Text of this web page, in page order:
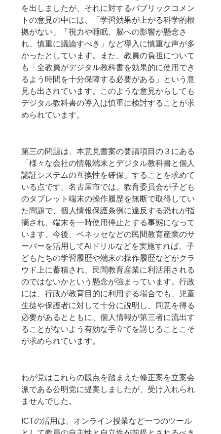
を出しましたが、それに対するパブリックコメン
トの意見の中には、「学習効果が上がる科学的根
拠がない」「視力や睡眠、脳への影響が懸念さ
れ、慎重に議論すべき」など導入に慎重な声が多
かったとしています。また、教員の負担について
も「全教員がデジタル教科書を効果的に使用でき
るよう時間を十分保障する必要がある」という意
見も出されています。このような意見からしても
デジタル教科書の導入は慎重に検討することが求
められています。
第三の問題は、本意見書案の要請項目の３にある
「様々な会社の情報端末とデジタル教科書と個人
認証システムの互換性を確保」することを求めて
いる点です。名古屋市では、教育委員会が子ども
のタブレット端末の操作履歴を無断で取得してい
た問題で、個人情報保護条例に違反する恐れが指
摘され、端末を一時使用停止とする事態になって
います。今後、ベネッセなどの民間教育産業のサ
ーバーを活用してAIドリルなどを実施すれば、子
どもたちの学習履歴や端末の操作履歴などがクラ
ウド上に蓄積され、民間教育産業に利活用される
のではないかという懸念が強まっています。行政
には、行政が教育目的に利用する場合でも、児童
生徒や保護者に対して十分に説明し、同意を得る
必要があるとともに、個人情報が第三者に流出す
ることがないよう有効な手立てを講じることこそ
が求められています。
わが党はこれらの観点を踏まえた修正案を立案会
派である公明党に提案しましたが、受け入れられ
ませんでした。
ICTの活用は、オンライン授業など一つのツール